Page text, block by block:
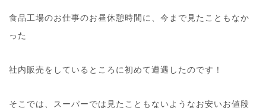
食品工場のお仕事のお昼休憩時間に、今まで見たこともなか
った
社内販売をしているところに初めて遭遇したのです！
そこでは、スーパーでは見たこともないようなお安いお値段